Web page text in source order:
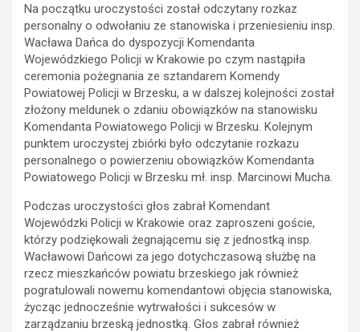
Na początku uroczystości został odczytany rozkaz
personalny o odwołaniu ze stanowiska i przeniesieniu insp.
Wacława Dańca do dyspozycji Komendanta
Wojewódzkiego Policji w Krakowie po czym nastąpiła
ceremonia pożegnania ze sztandarem Komendy
Powiatowej Policji w Brzesku, a w dalszej kolejności został
złożony meldunek o zdaniu obowiązków na stanowisku
Komendanta Powiatowego Policji w Brzesku. Kolejnym
punktem uroczystej zbiórki było odczytanie rozkazu
personalnego o powierzeniu obowiązków Komendanta
Powiatowego Policji w Brzesku mł. insp. Marcinowi Mucha.
Podczas uroczystości głos zabrał Komendant
Wojewódzki Policji w Krakowie oraz zaproszeni goście,
którzy podziękowali żegnającemu się z jednostką insp.
Wacławowi Dańcowi za jego dotychczasową służbę na
rzecz mieszkańców powiatu brzeskiego jak również
pogratulowali nowemu komendantowi objęcia stanowiska,
życząc jednocześnie wytrwałości i sukcesów w
zarządzaniu brzeską jednostką. Głos zabrał również